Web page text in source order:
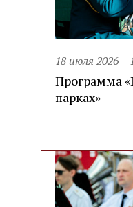
18 июля 2026
Программа
парках»